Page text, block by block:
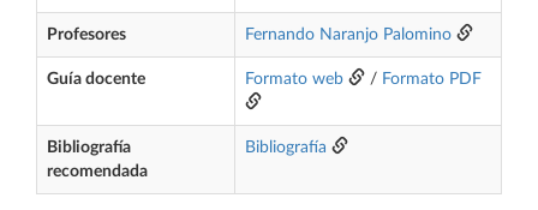
Profesores Fernando Naranjo Palomino
Guía docente Formato web / Formato PDF
Bibliografía
recomendada
Bibliografía